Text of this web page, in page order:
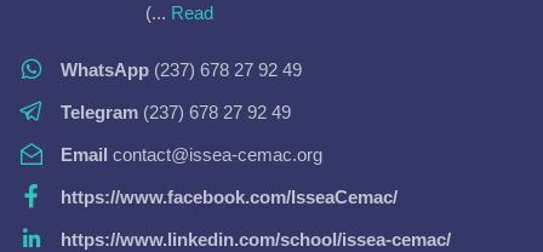
(... Read
WhatsApp (237) 678 27 92 49
Telegram (237) 678 27 92 49
Email contact@issea-cemac.org
https://www.facebook.com/IsseaCemac/
https://www.linkedin.com/school/issea-cemac/